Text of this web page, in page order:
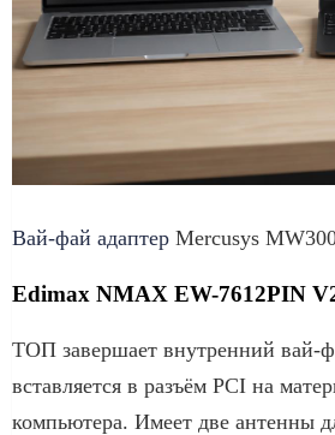
Вай-фай адаптер Mercusys
Edimax NMAX EW-7612PIN
ТОП завершает внутренний вай-
вставляется в разъём PCI на
компьютера. Имеет две антенны